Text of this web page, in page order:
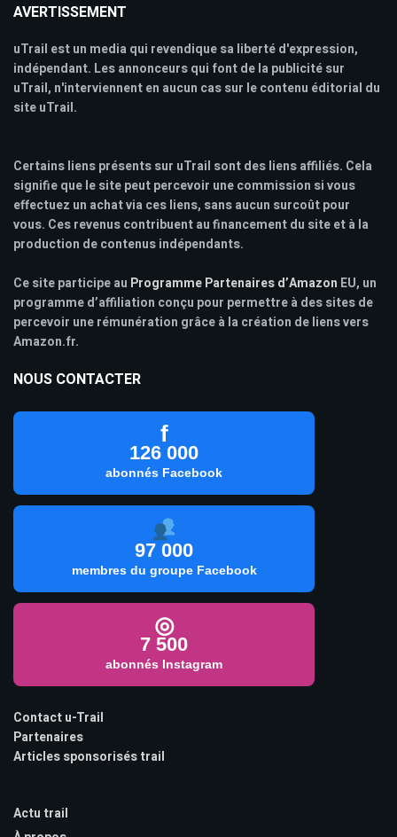
AVERTISSEMENT
uTrail est un media qui revendique sa liberté d'expression,
indépendant. Les annonceurs qui font de la publicité sur
uTrail, n'interviennent en aucun cas sur le contenu éditorial du
site uTrail.
Certains liens présents sur uTrail sont des liens affiliés. Cela
signifie que le site peut percevoir une commission si vous
effectuez un achat via ces liens, sans aucun surcoût pour
vous. Ces revenus contribuent au financement du site et à la
production de contenus indépendants.
Ce site participe au Programme Partenaires d’Amazon EU, un
programme d’affiliation conçu pour permettre à des sites de
percevoir une rémunération grâce à la création de liens vers
Amazon.fr.
NOUS CONTACTER
f
126 000
abonnés Facebook
97 000
membres du groupe Facebook
◎
7 500
abonnés Instagram
Contact u-Trail
Partenaires
Articles sponsorisés trail
Actu trail